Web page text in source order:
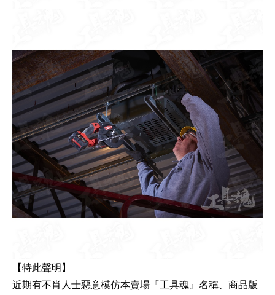
【特此聲明】
近期有不肖人士惡意模仿本賣場『工具魂』名稱、商品版